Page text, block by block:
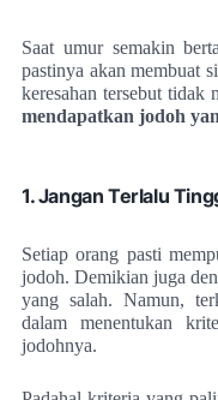
Saat umur semakin
pastinya akan membuat
keresahan tersebut tidak
mendapatkan jodoh
1. Jangan Terlalu
Setiap orang pasti
jodoh. Demikian juga
yang salah. Namun,
dalam menentukan
jodohnya.